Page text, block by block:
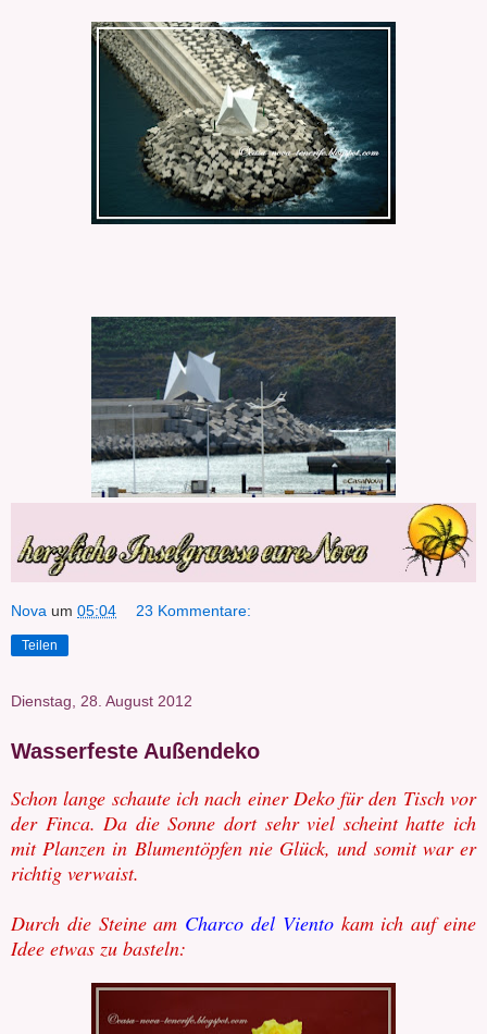
Nova um 05:04 23 Kommentare:
Teilen
Dienstag, 28. August 2012
Wasserfeste Außendeko
Schon lange schaute ich nach einer Deko für den Tisch vor
der Finca. Da die Sonne dort sehr viel scheint hatte ich
mit Planzen in Blumentöpfen nie Glück, und somit war er
richtig verwaist.
Durch die Steine am Charco del Vientokam ich auf eine
Idee etwas zu basteln: